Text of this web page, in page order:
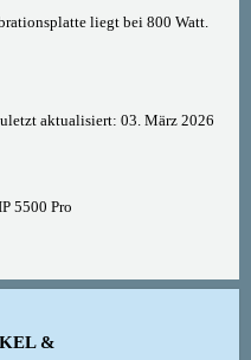
liegt bei 800 Watt.
aktualisiert: 03. März 2026
5500 Pro
&